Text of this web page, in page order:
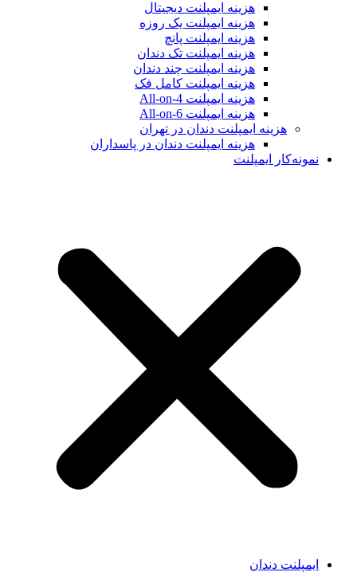
هزینه ایمپلنت دیجیتال
هزینه ایمپلنت یک روزه
هزینه ایمپلنت پانچ
هزینه ایمپلنت تک دندان
هزینه ایمپلنت چند دندان
هزینه ایمپلنت کامل فک
هزینه ایمپلنت All-on-4
هزینه ایمپلنت All-on-6
هزینه ایمپلنت دندان در تهران
هزینه ایمپلنت دندان در پاسداران
نمونه‌کار ایمپلنت
ایمپلنت دندان